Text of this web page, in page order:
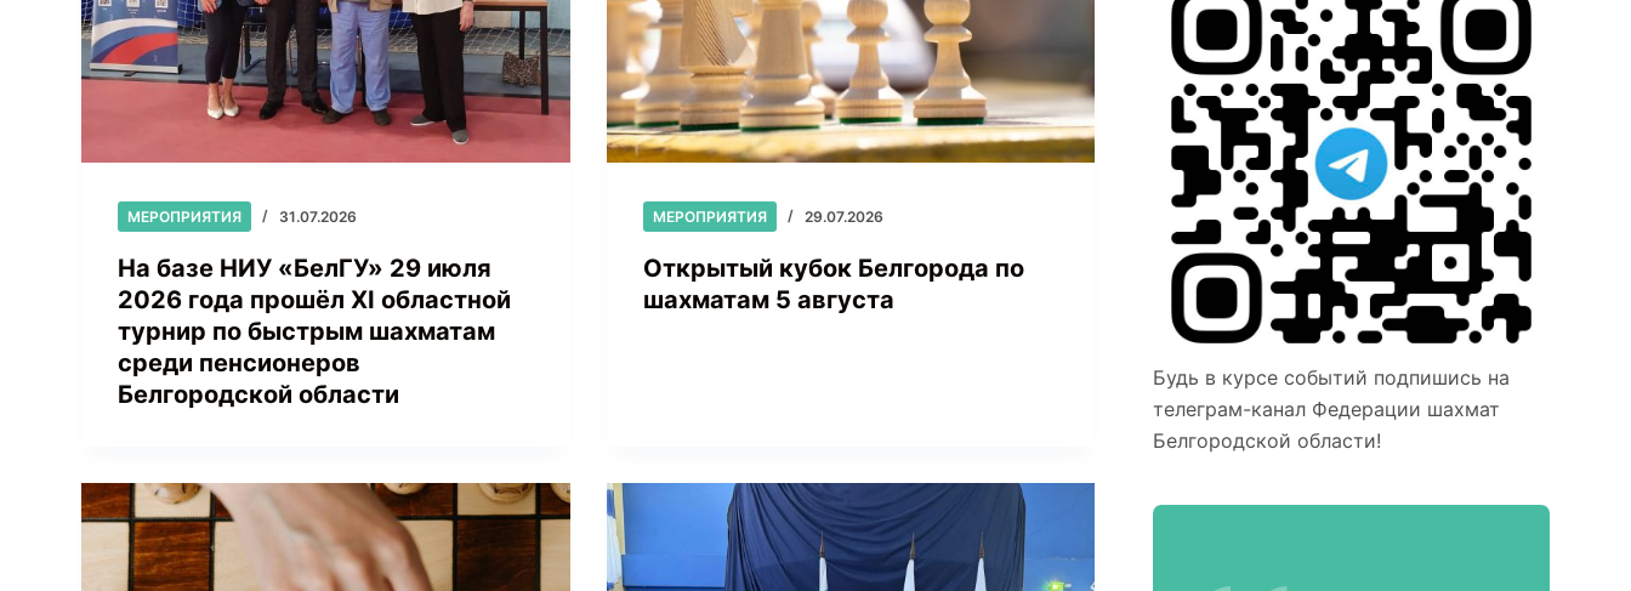
МЕРОПРИЯТИЯ 31.07.2026
На базе НИУ «БелГУ» 29 июля
2026 года прошёл XI областной
турнир по быстрым шахматам
среди пенсионеров
Белгородской области
МЕРОПРИЯТИЯ 29.07.2026
Открытый кубок Белгорода по
шахматам 5 августа
Будь в курсе событий подпишись на
телеграм-канал Федерации шахмат
Белгородской области!